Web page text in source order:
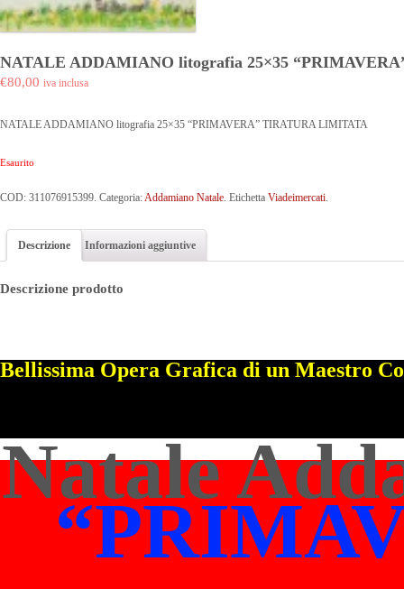
NATALE ADDAMIANO litografia 25×35
€80,00 iva inclusa
NATALE ADDAMIANO litografia 25×35 “PRIMAVERA” TIRATURA LIMITATA
Esaurito
COD: 311076915399. Categoria:Addamiano Natale. Etichetta Viadeimercati.
Descrizione Informazioni aggiuntive
Descrizione prodotto
Bellissima Opera Grafica di un Maestro
Natale